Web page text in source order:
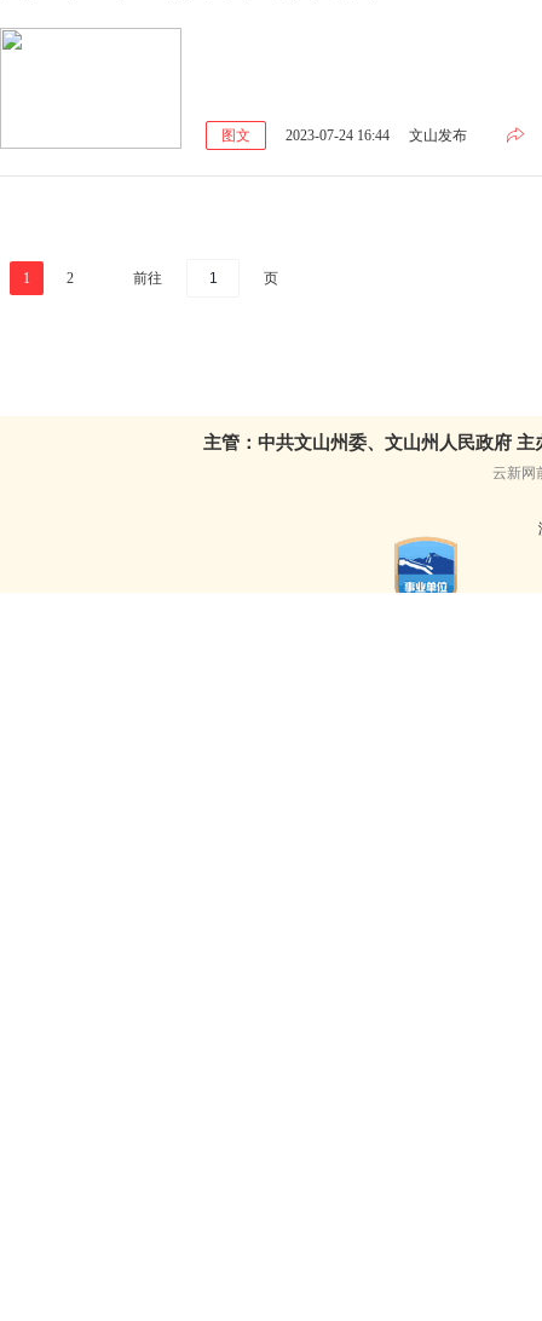
图文 2023-07-24 16:44 文山发布
1 2 前往 页
主管：中共文山州委、文山州人民政府
云新网